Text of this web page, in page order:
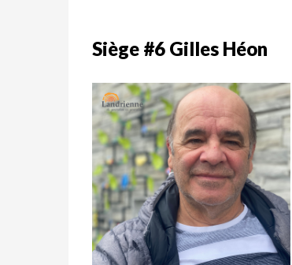
Siège #6 Gilles Héon